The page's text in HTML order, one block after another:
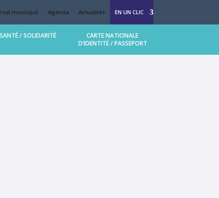
municipal Agenda Actualités EN UN CLIC
SANTÉ / SOLIDARITÉ
CARTE NATIONALE
D’IDENTITÉ / PASSEPORT
Bulle d’enfance)